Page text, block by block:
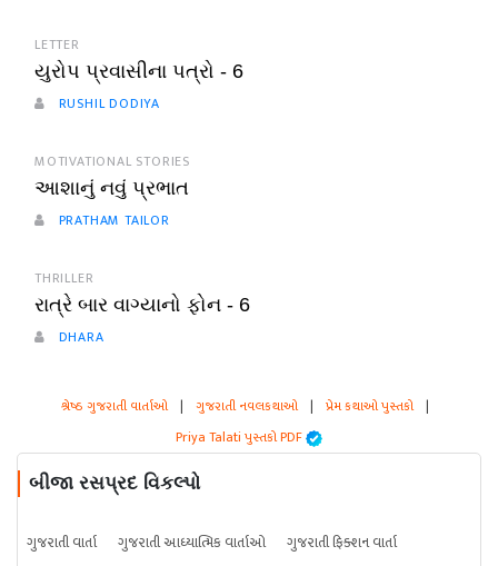
LETTER
યુરોપ પ્રવાસીના પત્રો - 6
RUSHIL DODIYA
MOTIVATIONAL STORIES
આશાનું નવું પ્રભાત
PRATHAM TAILOR
THRILLER
રાત્રે બાર વાગ્યાનો ફોન - 6
DHARA
શ્રેષ્ઠ ગુજરાતી વાર્તાઓ | ગુજરાતી નવલકથાઓ | પ્રેમ કથાઓ પુસ્તકો |
Priya Talati પુસ્તકો PDF
બીજા રસપ્રદ વિકલ્પો
ગુજરાતી વાર્તા ગુજરાતી આધ્યાત્મિક વાર્તાઓ
ગુજરાતી ફિક્શન વાર્તા